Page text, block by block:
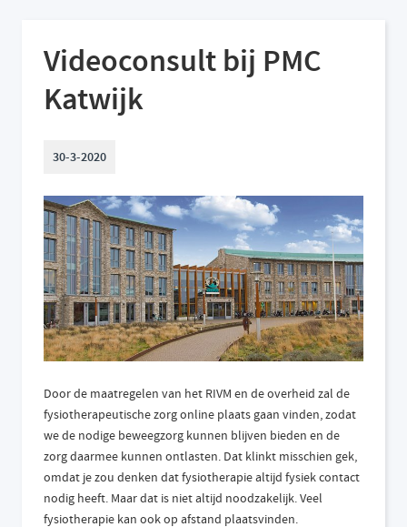
Videoconsult bij PMC
Katwijk
30-3-2020
Door de maatregelen van het RIVM en de overheid zal de
fysiotherapeutische zorg online plaats gaan vinden, zodat
we de nodige beweegzorg kunnen blijven bieden en de
zorg daarmee kunnen ontlasten. Dat klinkt misschien gek,
omdat je zou denken dat fysiotherapie altijd fysiek contact
nodig heeft. Maar dat is niet altijd noodzakelijk. Veel
fysiotherapie kan ook op afstand plaatsvinden.